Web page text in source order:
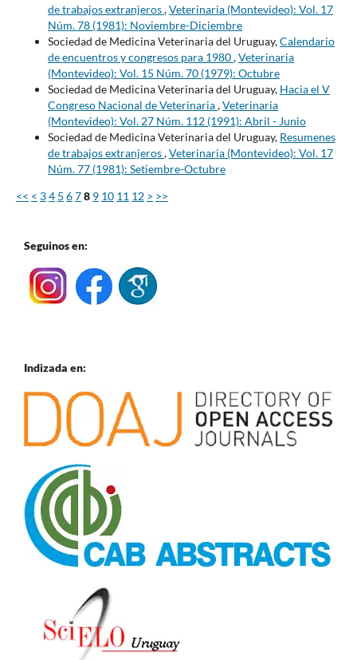
de trabajos extranjeros,Veterinaria (Montevideo): Vol. 17
Núm. 78 (1981): Noviembre-Diciembre
Sociedad de Medicina Veterinaria del Uruguay,Calendario
de encuentros y congresos para 1980,Veterinaria
(Montevideo): Vol. 15 Núm. 70 (1979): Octubre
Sociedad de Medicina Veterinaria del Uruguay, Hacia el V
Congreso Nacional de Veterinaria,Veterinaria
(Montevideo): Vol. 27 Núm. 112 (1991): Abril - Junio
Sociedad de Medicina Veterinaria del Uruguay, Resumenes
de trabajos extranjeros,Veterinaria (Montevideo): Vol. 17
Núm. 77 (1981): Setiembre-Octubre
<< < 34 5 678 9 10 11 12 > >>
Seguinos en:
Indizada en: